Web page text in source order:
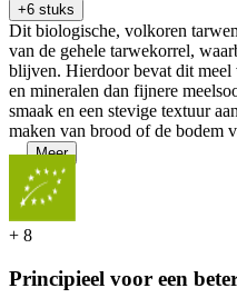
+6 stuks
Dit biologische, volkoren
van de gehele tarwekorrel,
blijven. Hierdoor bevat dit meel
en mineralen dan fijnere
smaak en een stevige textuur
maken van brood of de bodem
... Meer
+ 8
Principieel voor een